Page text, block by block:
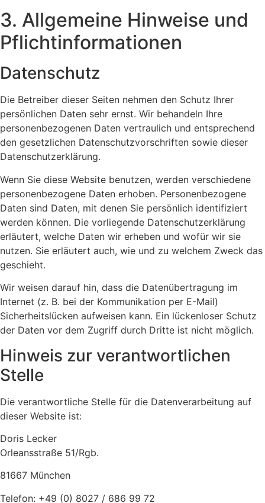
3. Allgemeine Hinweise und
Pflicht­informationen
Datenschutz
Die Betreiber dieser Seiten nehmen den Schutz Ihrer
persönlichen Daten sehr ernst. Wir behandeln Ihre
personenbezogenen Daten vertraulich und entsprechend
den gesetzlichen Datenschutzvorschriften sowie dieser
Datenschutzerklärung.
Wenn Sie diese Website benutzen, werden verschiedene
personenbezogene Daten erhoben. Personenbezogene
Daten sind Daten, mit denen Sie persönlich identifiziert
werden können. Die vorliegende Datenschutzerklärung
erläutert, welche Daten wir erheben und wofür wir sie
nutzen. Sie erläutert auch, wie und zu welchem Zweck das
geschieht.
Wir weisen darauf hin, dass die Datenübertragung im
Internet (z. B. bei der Kommunikation per E-Mail)
Sicherheitslücken aufweisen kann. Ein lückenloser Schutz
der Daten vor dem Zugriff durch Dritte ist nicht möglich.
Hinweis zur verantwortlichen
Stelle
Die verantwortliche Stelle für die Datenverarbeitung auf
dieser Website ist:
Doris Lecker
Orleansstraße 51/Rgb.
81667 München
Telefon: +49 (0) 8027 / 686 99 72